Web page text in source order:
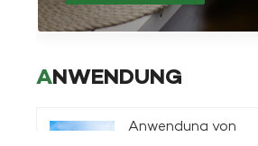
ANWENDUNG
Anwendung von